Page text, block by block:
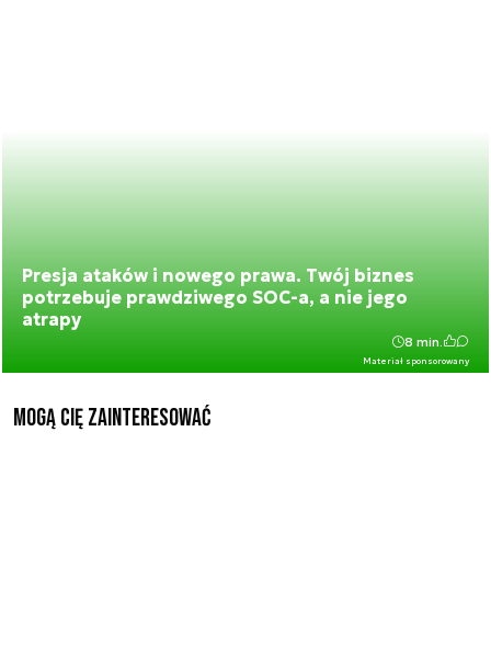
Presja ataków i nowego prawa. Twój biznes
potrzebuje prawdziwego SOC-a, a nie jego
atrapy
Materiał sponsorowany
8 min.
Mogą Cię zainteresować